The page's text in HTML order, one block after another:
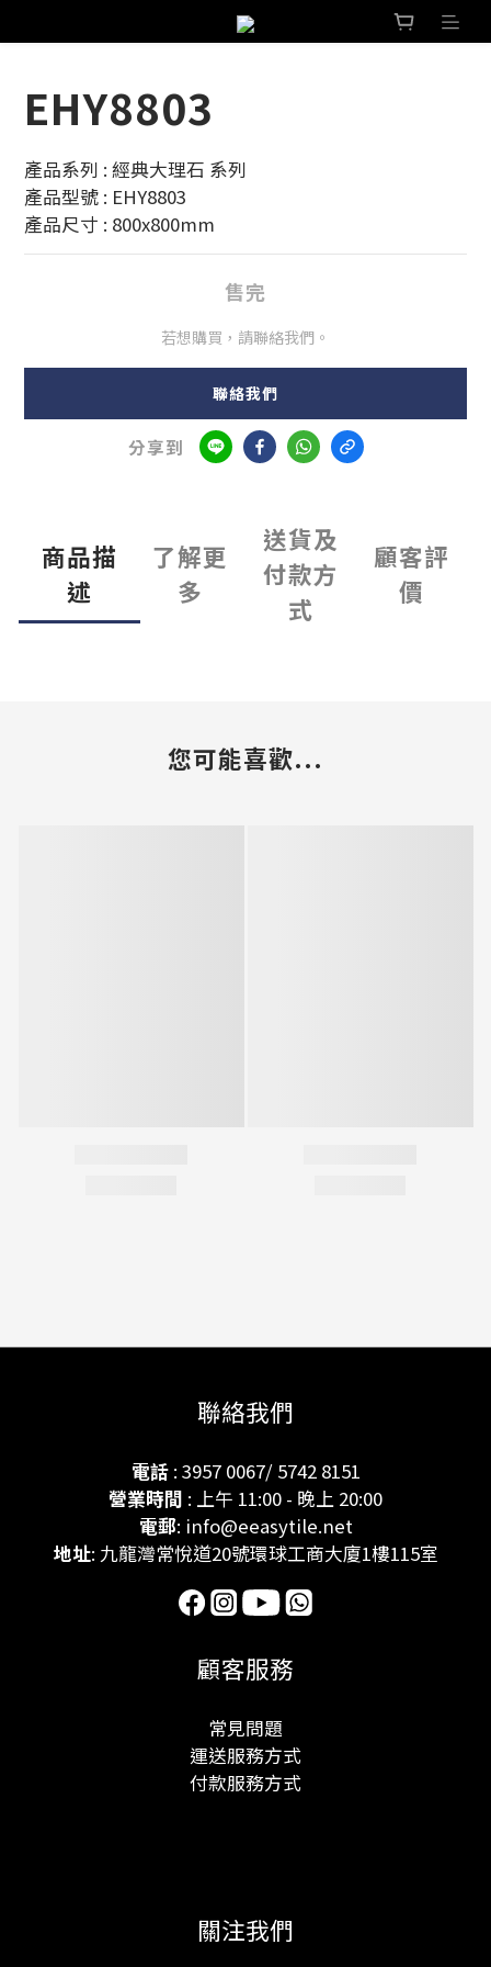
EHY8803
產品系列 : 經典大理石 系列
產品型號 : EHY8803
產品尺寸 : 800x800mm
售完
若想購買，請聯絡我們。
聯絡我們
分享到
商品描
述
了解更
多
送貨及
付款方
式
顧客評
價
您可能喜歡...
聯絡我們
電話: 3957 0067/ 5742 8151
營業時間 : 上午 11:00 - 晚上 20:00
電郵: info@eeasytile.net
地址: 九龍灣常悅道20號環球工商大廈1樓115室
顧客服務
常見問題
運送服務方式
付款服務方式
關注我們